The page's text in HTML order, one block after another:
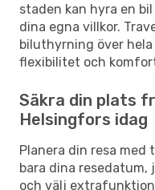
staden kan hyra en
dina egna villkor.
biluthyrning över
flexibilitet och
Säkra din plats
Helsingfors idag
Planera din resa med
bara dina
och välj